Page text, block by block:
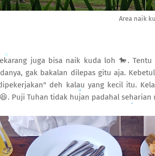
Area naik
juga bisa naik kuda loh 🐎.
gak bakalan dilepas gitu aja.
deh kalau yang kecil itu.
Puji Tuhan tidak hujan padahal seharian